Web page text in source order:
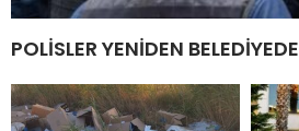
POLİSLER YENİDEN BELEDİYEDE